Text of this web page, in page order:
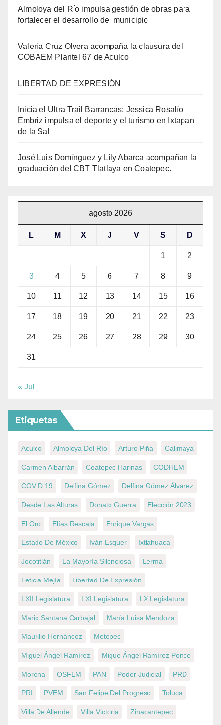
Almoloya del Río impulsa gestión de obras para
fortalecer el desarrollo del municipio
Valeria Cruz Olvera acompaña la clausura del
COBAEM Plantel 67 de Aculco
LIBERTAD DE EXPRESIÓN
Inicia el Ultra Trail Barrancas; Jessica Rosalío
Embriz impulsa el deporte y el turismo en Ixtapan
de la Sal
José Luis Domínguez y Lily Abarca acompañan la
graduación del CBT Tlatlaya en Coatepec.
agosto 2026
L M X J V S D
1 2
3 4 5 6 7 8 9
10 11 12 13 14 15 16
17 18 19 20 21 22 23
24 25 26 27 28 29 30
31
« Jul
Etiquetas
Aculco Almoloya Del Río Arturo Piña Calimaya
Carmen Albarrán Coatepec Harinas CODHEM
COVID 19 Delfina Gómez Delfina Gómez Álvarez
Desde Las Alturas Donato Guerra Elección 2023
El Oro Elías Rescala Enrique Vargas
Estado De México Iván Esquer Ixtlahuaca
Jocotitlán La Mayoría Silenciosa Lerma
Leticia Mejía Libertad De Expresión
LXII Legislatura LXI Legislatura LX Legislatura
Mario Santana Carbajal María Luisa Mendoza
Maurilio Hernández Metepec
Miguel Ángel Ramírez Migue Ángel Ramírez Ponce
Morena OSFEM PAN Poder Judicial PRD
PRI PVEM San Felipe Del Progreso Toluca
Villa De Allende Villa Victoria Zinacantepec